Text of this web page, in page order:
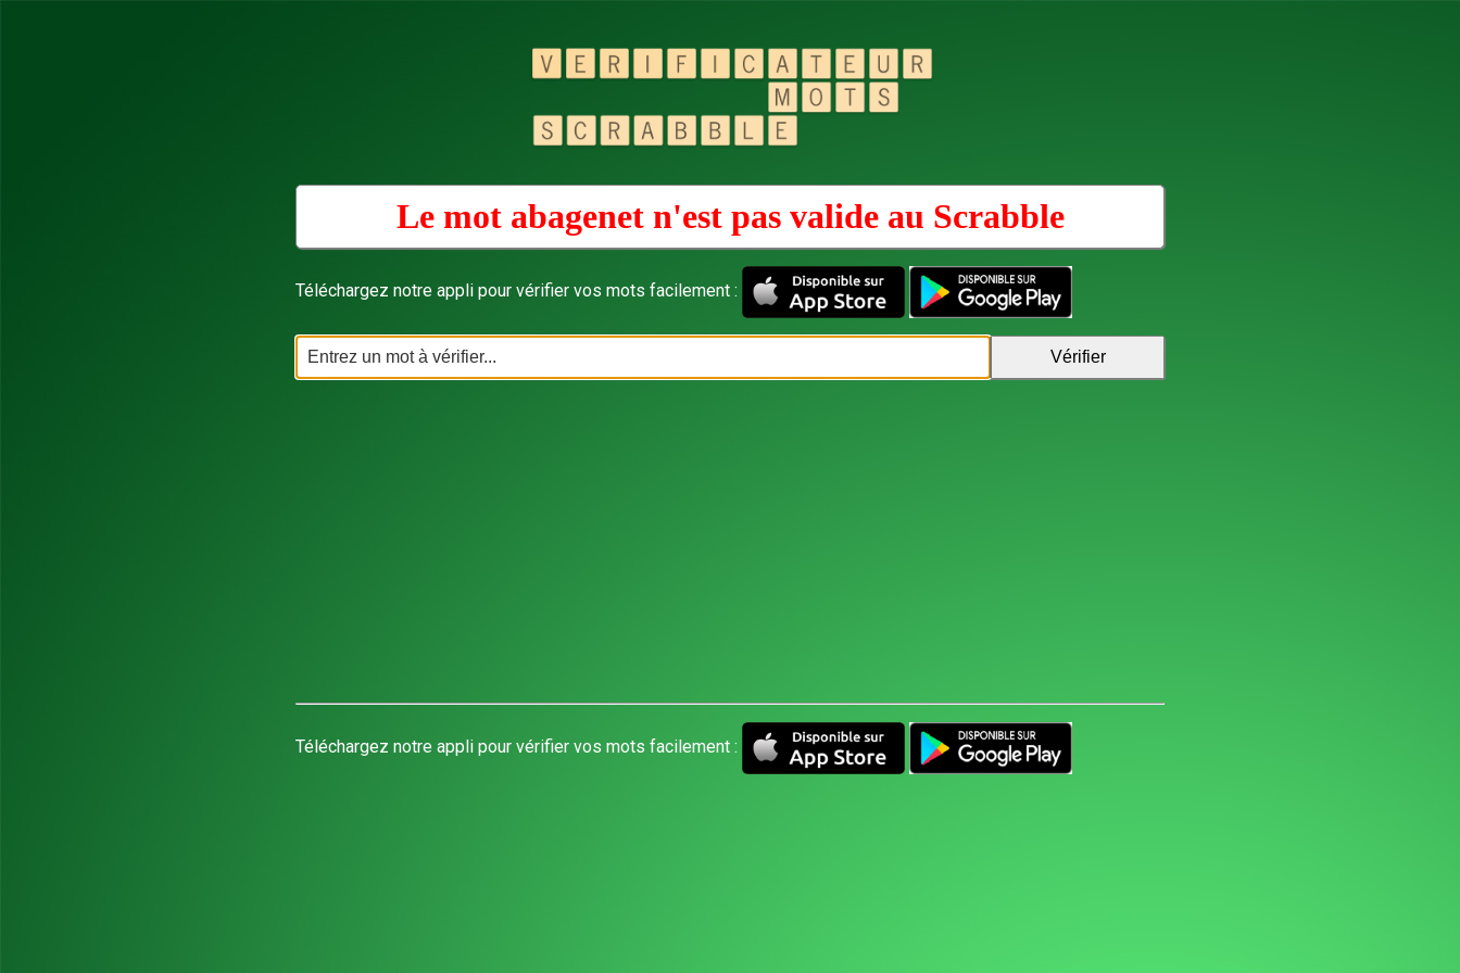
Le mot abagenet n'est pas valide au Scrabble
Téléchargez notre appli pour vérifier vos mots facilement :
Téléchargez notre appli pour vérifier vos mots facilement :